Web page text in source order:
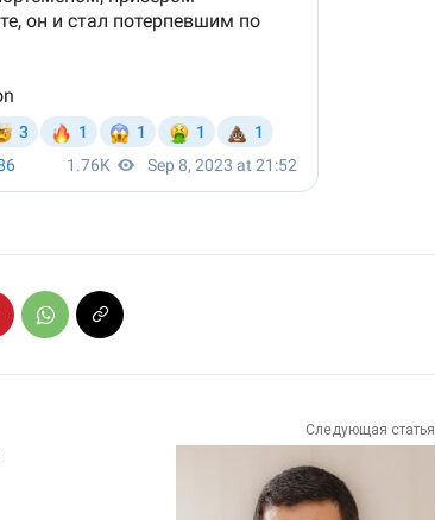
Следующая статья